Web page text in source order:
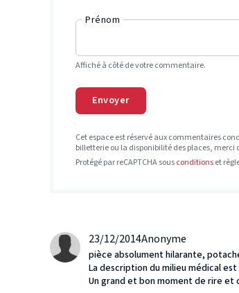
Prénom
Affiché à côté de votre commentaire.
Envoyer
Cet espace est réservé aux commentaires
billetterie ou la disponibilité des places,
Protégé par reCAPTCHA sousconditionset
23/12/2014Anonyme
pièce absolument hilarante,
La description du milieu médical
Un grand et bon moment de rire